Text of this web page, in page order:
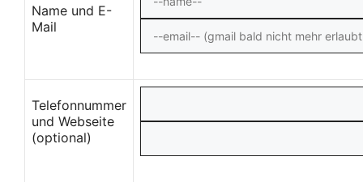
Name und E-
Mail
Telefonnummer
und Webseite
(optional)